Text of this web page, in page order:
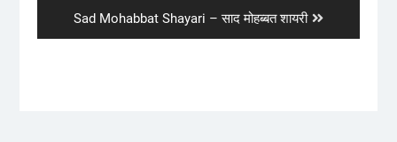
Next
post:
Sad Mohabbat Shayari – साद मोहब्बत शायरी